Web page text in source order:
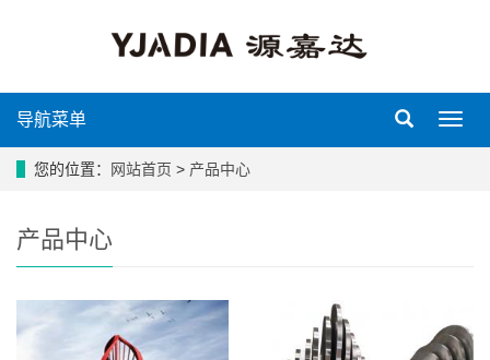
导
导航菜单
您的位置： 网站首页 > 产品中心
产品中心